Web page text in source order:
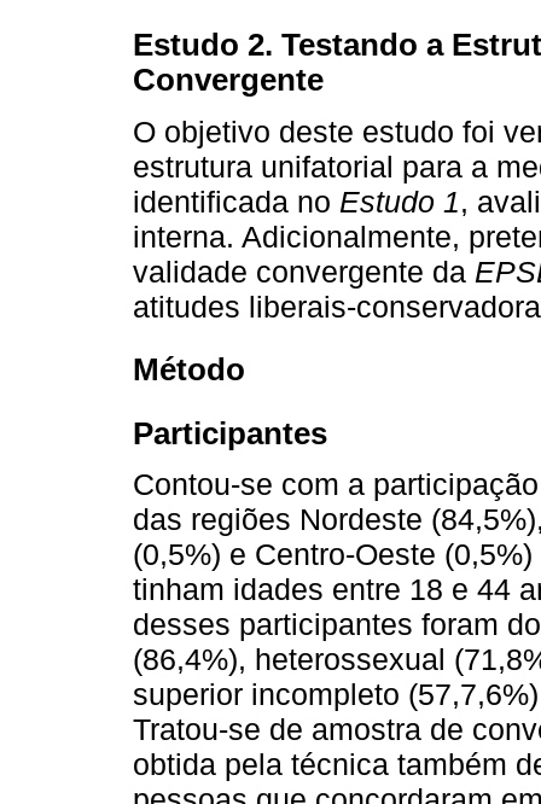
Estudo 2. Testando a
Convergente
O objetivo deste estudo foi
estrutura unifatorial para a
identificada no Estudo 1,
interna. Adicionalmente,
validade convergente da
atitudes liberais-
Método
Participantes
Contou-se com a
das regiões Nordeste
(0,5%) e Centro-Oeste
tinham idades entre 18 e 44
desses participantes foram
(86,4%), heterossexual
superior incompleto
Tratou-se de amostra de
obtida pela técnica também